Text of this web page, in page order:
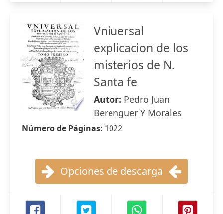
Vniuersal
explicacion de los
misterios de N.
Santa fe
Autor: Pedro Juan
Berenguer Y Morales
Número de Páginas: 1022
Opciones de descarga